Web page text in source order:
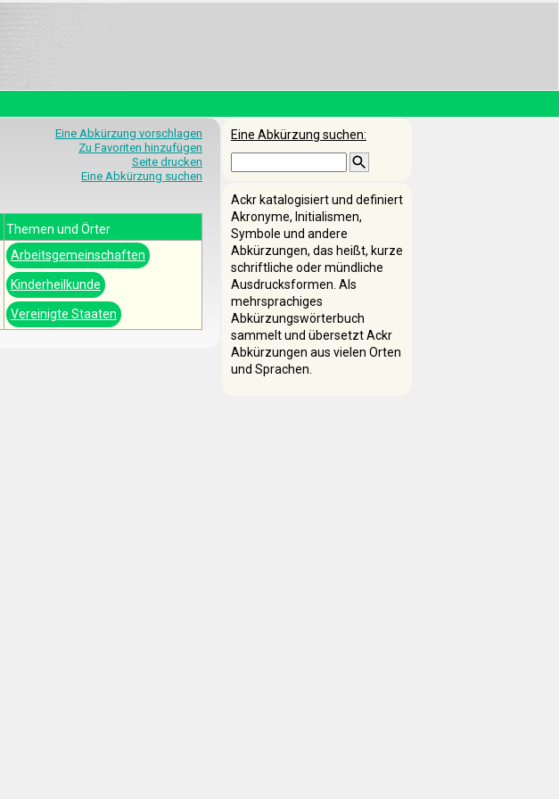
Eine Abkürzung vorschlagen
Zu Favoriten hinzufügen
Seite drucken
Eine Abkürzung suchen
Themen und Örter
Arbeitsgemeinschaften
Kinderheilkunde
Vereinigte Staaten
Eine Abkürzung suchen:
Ackr katalogisiert und definiert
Akronyme, Initialismen,
Symbole und andere
Abkürzungen, das heißt, kurze
schriftliche oder mündliche
Ausdrucksformen. Als
mehrsprachiges
Abkürzungswörterbuch
sammelt und übersetzt Ackr
Abkürzungen aus vielen Orten
und Sprachen.